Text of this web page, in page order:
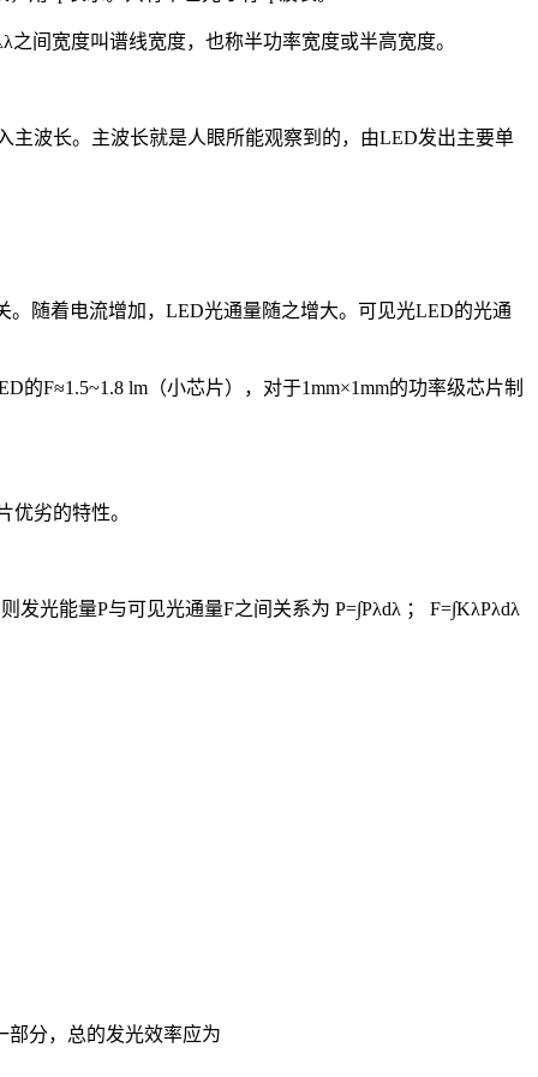
间宽度叫谱线宽度，也称半功率宽度或半高宽度。
波长。主波长就是人眼所能观察到的，由LED发出主要单
随着电流增加，LED光通量随之增大。可见光LED的光通
F≈1.5~1.8 lm（小芯片），对于1mm×1mm的功率级芯片制
劣的特性。
光能量P与可见光通量F之间关系为 P=∫Pλdλ ； F=∫KλPλdλ
部分，总的发光效率应为